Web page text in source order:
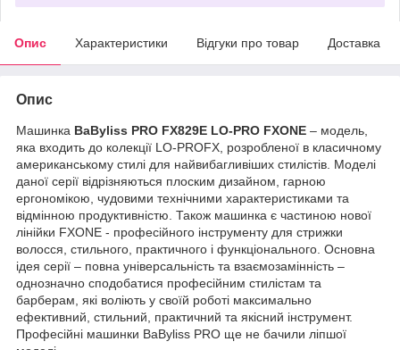
Опис Характеристики Відгуки про товар Доставка
Опис
Машинка BaByliss PRO FX829E LO-PRO FXONE – модель,
яка входить до колекції LO-PROFX, розробленої в класичному
американському стилі для найвибагливіших стилістів. Моделі
даної серії відрізняються плоским дизайном, гарною
ергономікою, чудовими технічними характеристиками та
відмінною продуктивністю. Також машинка є частиною нової
лінійки FXONE - професійного інструменту для стрижки
волосся, стильного, практичного і функціонального. Основна
ідея серії – повна універсальність та взаємозамінність –
однозначно сподобатися професійним стилістам та
барберам, які воліють у своїй роботі максимально
ефективний, стильний, практичний та якісний інструмент.
Професійні машинки BaByliss PRO ще не бачили ліпшої